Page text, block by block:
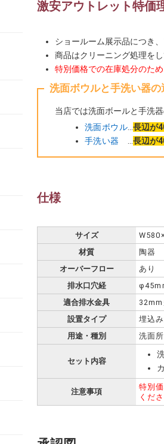
激安アウトレット特価
ショールーム展示品につき
商品はクリーニング処理をし
特別価格での在庫処分のた
洗面ボウルと手洗い器の
当店では洗面ボールと手洗
洗面ボウル …長辺が
手洗い器
…長辺が
仕様
サイズ
材質
陶器
オーバーフロー
あり
排水口穴経
適合排水金具
設置タイプ
埋込
用途・種別
洗面所
セット内容
注意事項
特別
くださ